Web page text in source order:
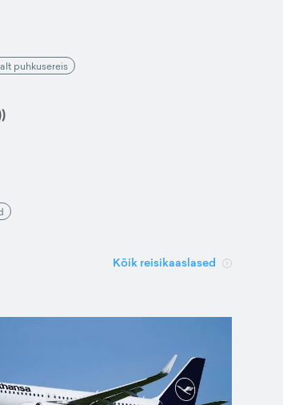
puhkusereis
Kõik reisikaaslased